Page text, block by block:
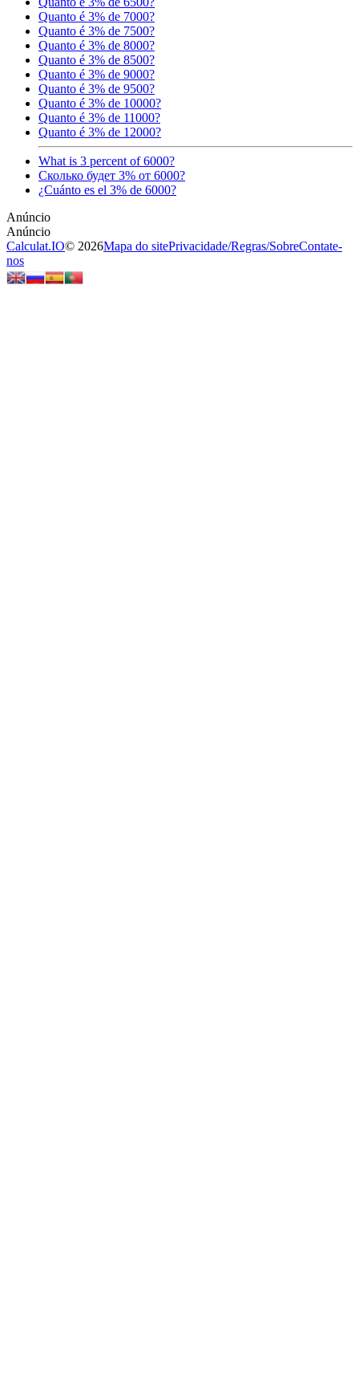
Quanto é 3% de 7000?
Quanto é 3% de 7500?
Quanto é 3% de 8000?
Quanto é 3% de 8500?
Quanto é 3% de 9000?
Quanto é 3% de 9500?
Quanto é 3% de 10000?
Quanto é 3% de 11000?
Quanto é 3% de 12000?
What is 3 percent of 6000?
Сколько будет 3% от 6000?
¿Cuánto es el 3% de 6000?
Calculat.IO© 2026Mapa do sitePrivacidade/Regras/SobreContate-
nos